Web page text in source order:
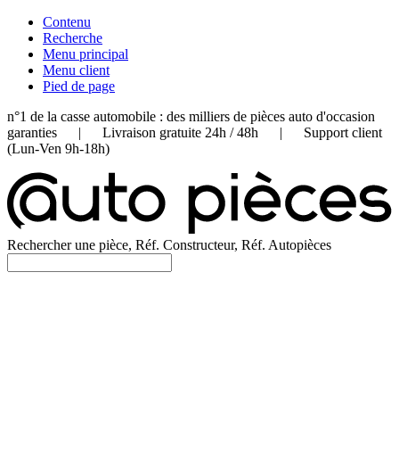
Contenu
Recherche
Menu principal
Menu client
Pied de page
n°1 de la casse automobile : des milliers de pièces auto d'occasion
garanties | Livraison gratuite 24h / 48h | Support client
(Lun-Ven 9h-18h)
Rechercher une pièce, Réf. Constructeur, Réf. Autopièces